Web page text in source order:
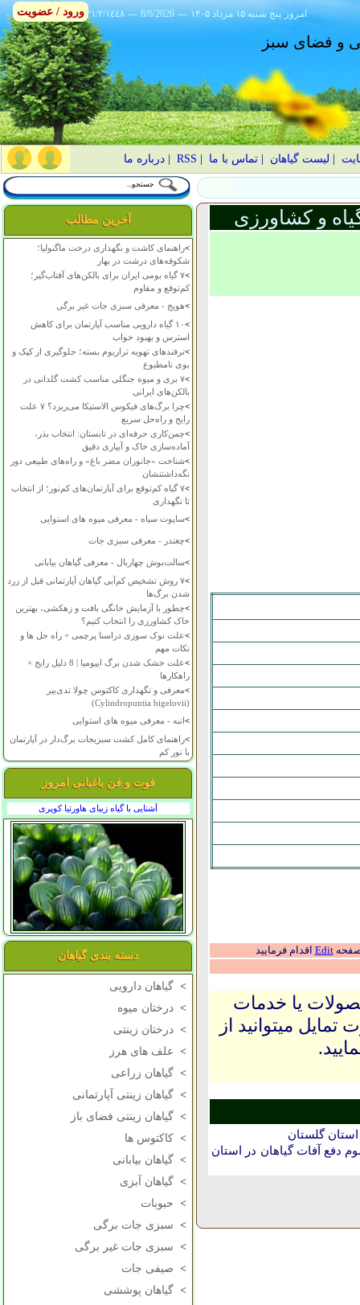
٢١/٢/١٤٤٨ --- 8/6/2026 --- ۱۴۰۵ پنج شنبه ۱۵ مرداد امروز
و فضای سبز
لیست گیاهان |تماس با ما RSS
|درباره ما
آخرین مطالب
>راهنمای کاشت و نگهداری درخت ماگنولیا؛
شکوفه‌های درشت در بهار
>
۷ گیاه بومی ایران برای بالکن‌های آفتاب‌گیر؛
کم‌توقع و مقاوم
>هویج - معرفی سبزی جات غیر برگی
>
۱۰ گیاه دارویی مناسب آپارتمان برای کاهش
استرس و بهبود خواب
>ترفندهای تهویه تراریوم بسته؛ جلوگیری از کپک و
بوی نامطبوع
>
۷ بری و میوه جنگلی مناسب کشت گلدانی در
بالکن‌های ایرانی
>
چرا برگ‌های فیکوس الاستیکا می‌ریزد؟ ۷ علت
رایج و راه‌حل سریع
>چمن‌کاری حرفه‌ای در تابستان: انتخاب بذر،
آماده‌سازی خاک و آبیاری دقیق
>شناخت «جانوران مضر باغ» و راه‌های طبیعی دور
نگه‌داشتنشان
>
۷ گیاه کم‌توقع برای آپارتمان‌های کم‌نور؛ از انتخاب
تا نگهداری
>ساپوت سیاه - معرفی میوه های استوایی
>چغندر - معرفی سبزی جات
>سالت‌بوش چهاربال - معرفی گیاهان بیابانی
>
۷ روش تشخیص کم‌آبی گیاهان آپارتمانی قبل از زرد
شدن برگ‌ها
>چطور با آزمایش خانگی بافت و زهکشی، بهترین
خاک کشاورزی را انتخاب کنیم؟
>علت نوک سوزی دراسنا پرچمی + راه حل ها و
نکات مهم
>
علت خشک شدن برگ ایپومیا | 8 دلیل رایج +
راهکارها
>معرفی و نگهداری کاکتوس چولا تدی‌بیر
(Cylindropuntia bigelovii)
>انبه - معرفی میوه های استوایی
>راهنمای کامل کشت سبزیجات برگ‌دار در آپارتمان
با نور کم
فوت و فن باغبانی امروز
آشنایی با گیاه زیبای هاورتیا کوپری
دسته بندی گیاهان
> گیاهان دارویی
> درختان میوه
> درختان زینتی
> علف های هرز
> گیاهان زراعی
> گیاهان زینتی آپارتمانی
> گیاهان زینتی فضای باز
> کاکتوس ها
> گیاهان بیابانی
> گیاهان آبزی
> حبوبات
> سبزی جات برگی
> سبزی جات غیر برگی
> صیفی جات
> گیاهان پوششی
و کشاورزی
صفحهEdit اقدام فرمایید
یا خدمات
میتوانید از
گلستان
دفع آفات گیاهان در استان
ورود / عضویت